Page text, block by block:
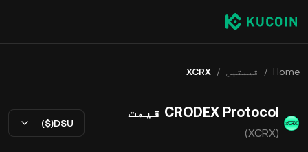
Home
/ قیمتیں /
XCRX
CRODEX Protocol قیمت
(XCRX)
USD($)